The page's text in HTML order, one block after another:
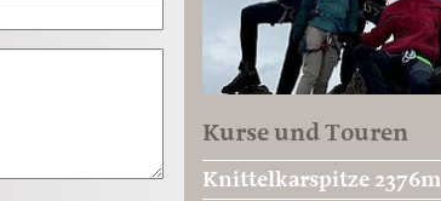
Kurse und Touren
Knittelkarspitze 2376m